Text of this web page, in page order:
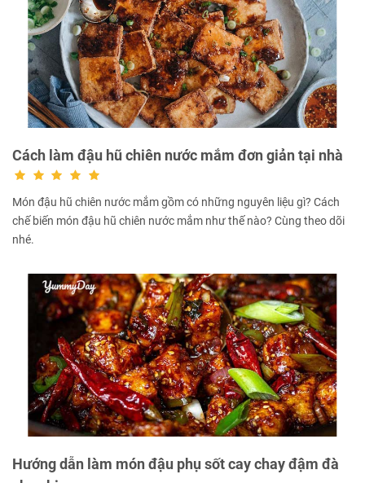
Cách làm đậu hũ chiên nước mắm đơn giản tại nhà
Món đậu hũ chiên nước mắm gồm có những nguyên liệu gì? Cách
chế biến món đậu hũ chiên nước mắm như thế nào? Cùng theo dõi
nhé.
Hướng dẫn làm món đậu phụ sốt cay chay đậm đà